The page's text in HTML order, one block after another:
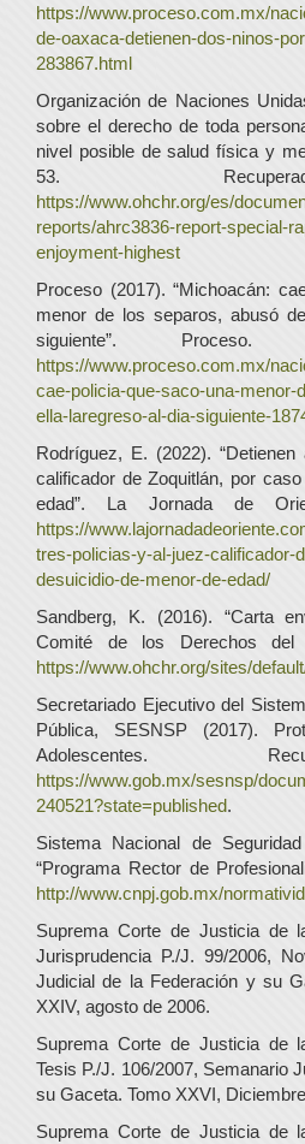
https://www.proceso.com.mx/
de-oaxaca-detienen-dos-ninos-
283867.html
Organización de Naciones
sobre el derecho de toda
nivel posible de salud física y
53.
https://www.ohchr.org/es/
reports/ahrc3836-report-special-
enjoyment-highest
Proceso (2017). “Michoacán:
menor de los separos, abusó
siguiente”. Proceso.
https://www.proceso.com.mx/
cae-policia-que-saco-una-menor-
ella-laregreso-al-dia-siguiente-
Rodríguez, E. (2022).
calificador de Zoquitlán, por
edad”. La Jornada de
https://
tres-policias-y-al-juez-calificador-
desuicidio-de-menor-de-edad/
Sandberg, K. (2016). “Carta
Comité de los Derechos del
https://www.ohchr.org/sites/
Secretariado Ejecutivo del
Pública, SESNSP (2017).
Adolescentes.
https://www.gob.mx/sesnsp/
240521?state=published.
Sistema Nacional de
“Programa Rector de
http://www.cnpj.gob.mx/
Suprema Corte de Justicia de
Jurisprudencia P./J. 99/2006,
Judicial de la Federación y su
XXIV, agosto de 2006.
Suprema Corte de Justicia de
Tesis P./J. 106/2007, Semanario
su Gaceta. Tomo XXVI,
Suprema Corte de Justicia de